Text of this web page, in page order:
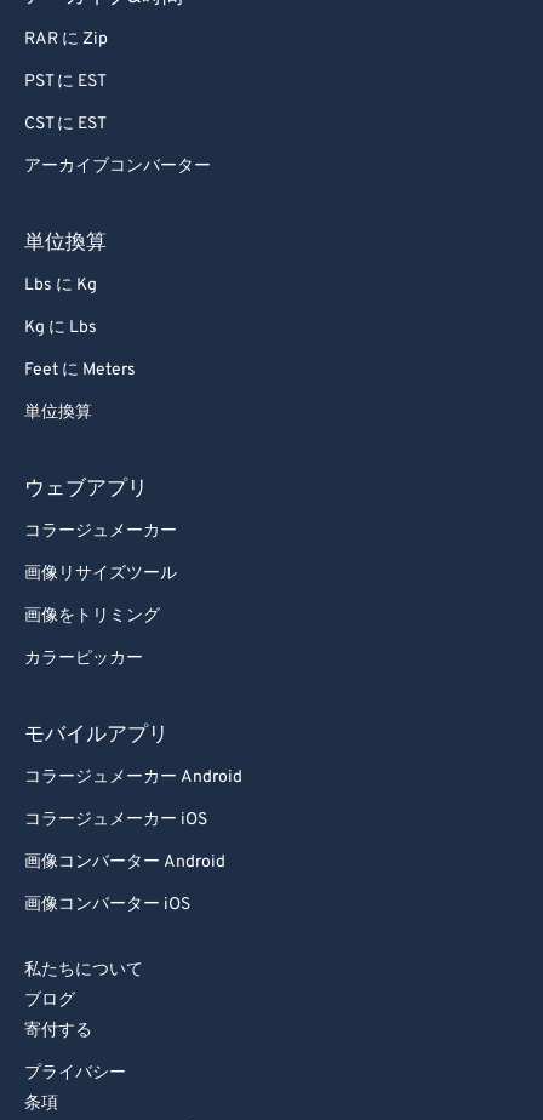
RAR に Zip
PST に EST
CST に EST
アーカイブコンバーター
単位換算
Lbs に Kg
Kg に Lbs
Feet に Meters
単位換算
ウェブアプリ
コラージュメーカー
画像リサイズツール
画像をトリミング
カラーピッカー
モバイルアプリ
コラージュメーカー Android
コラージュメーカー iOS
画像コンバーター Android
画像コンバーター iOS
私たちについて
ブログ
寄付する
プライバシー
条項